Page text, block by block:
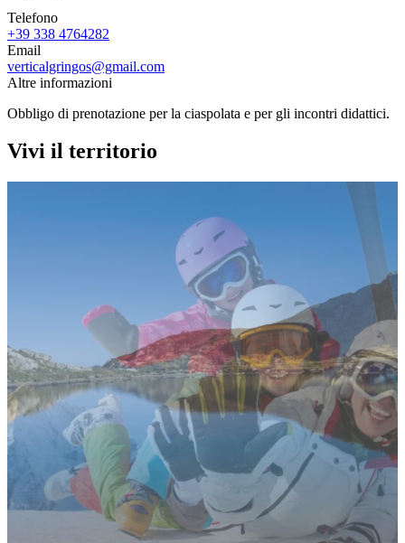
Telefono
+39 338 4764282
Email
verticalgringos@gmail.com
Altre informazioni
Obbligo di prenotazione per la ciaspolata e per gli incontri didattici.
Vivi il territorio
Museo dello Sci di Abetone
Abetone Cutigliano